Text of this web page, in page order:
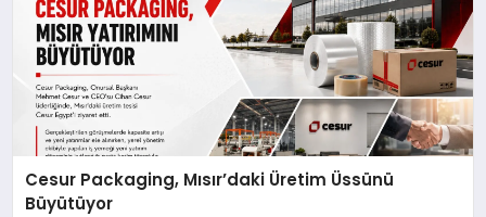
Cesur Packaging, Mısır’daki Üretim Üssünü
Büyütüyor